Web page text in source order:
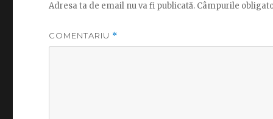
Adresa ta de email nu va fi publicată. Câmpurile
COMENTARIU *